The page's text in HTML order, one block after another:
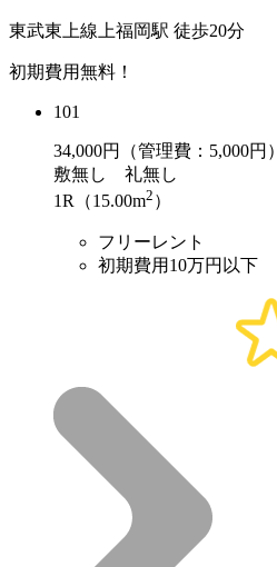
東武東上線上福岡駅 徒歩20分
初期費用無料！
101
34,000円（管理費：5,000円）
敷無し 礼無し
1R（15.00m2 ）
フリーレント
初期費用10万円以下